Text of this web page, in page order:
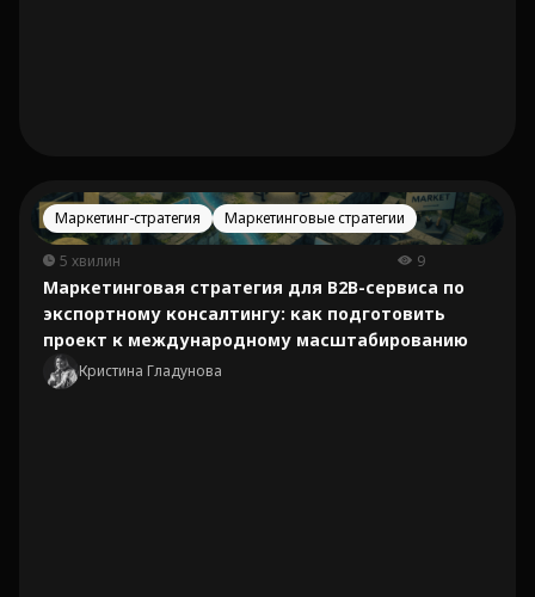
Маркетинг-стратегия Маркетинговые стратегии
5 хвилин 9
Маркетинговая стратегия для B2B-сервиса по
экспортному консалтингу: как подготовить
проект к международному масштабированию
Кристина Гладунова